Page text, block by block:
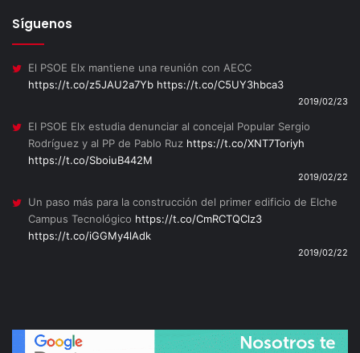
Síguenos
El PSOE Elx mantiene una reunión con AECC
https://t.co/z5JAU2a7Yb https://t.co/C5UY3hbca3
2019/02/23
El PSOE Elx estudia denunciar al concejal Popular Sergio
Rodríguez y al PP de Pablo Ruz https://t.co/XNT7Toriyh
https://t.co/SboiuB442M
2019/02/22
Un paso más para la construcción del primer edificio de Elche
Campus Tecnológico https://t.co/CmRCTQClz3
https://t.co/iGGMy4lAdk
2019/02/22